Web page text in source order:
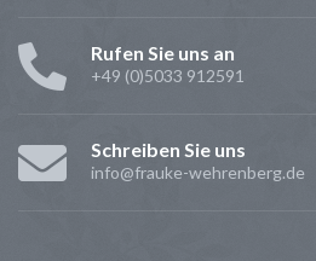
Rufen Sie uns an
+49 (0)5033 912591
Schreiben Sie uns
info@frauke-wehrenberg.de